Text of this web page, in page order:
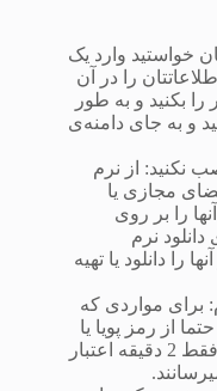
خواستید وارد یک
را در آن
را بکنید و به طور
و به جای دامنه‌ی
نکنید: از نرم
فضای مجازی یا
را بر روی
نرم
را دانلود یا تهیه
برای مواردی که
از رمز پویا یا
یکبار مصرف استفاده کنید زیرا آنها فقط 2 دقیقه اعتبار